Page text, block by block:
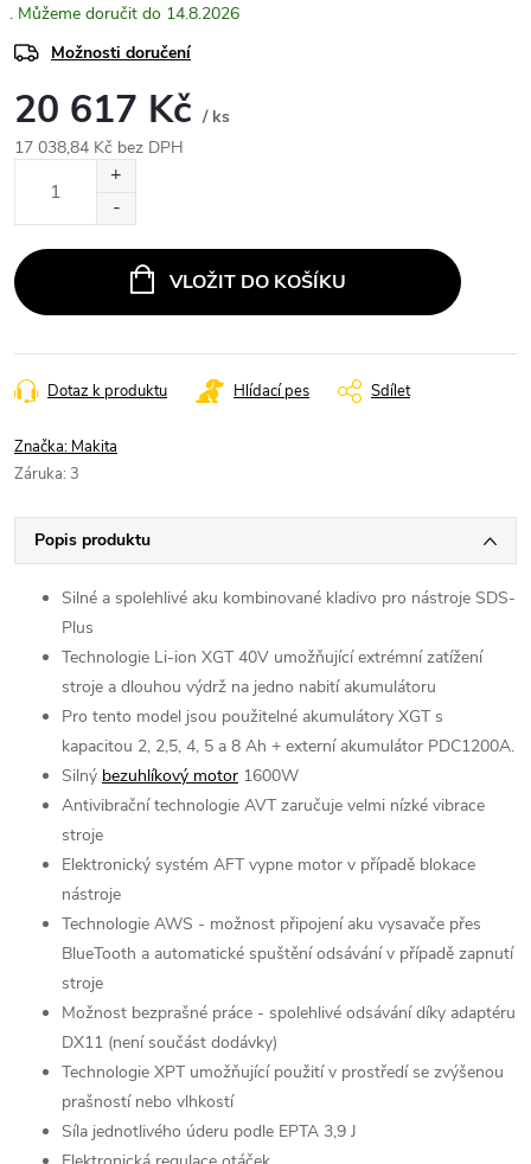
14.8.2026
Možnosti doručení
20 617 Kč / ks
17 038,84 Kč bez DPH
VLOŽIT DO KOŠÍKU
Dotaz k produktu Hlídací pes Sdílet
Značka: Makita
Záruka: 3
Popis produktu
Silné a spolehlivé aku kombinované kladivo pro nástroje SDS-
Plus
Technologie Li-ion XGT 40V umožňující extrémní zatížení
stroje a dlouhou výdrž na jedno nabití akumulátoru
Pro tento model jsou použitelné akumulátory XGT s
kapacitou 2, 2,5, 4, 5 a 8 Ah + externí akumulátor PDC1200A.
Silný bezuhlíkový motor 1600W
Antivibrační technologie AVT zaručuje velmi nízké vibrace
stroje
Elektronický systém AFT vypne motor v případě blokace
nástroje
Technologie AWS - možnost připojení aku vysavače přes
BlueTooth a automatické spuštění odsávání v případě zapnutí
stroje
Možnost bezprašné práce - spolehlivé odsávání díky adaptéru
DX11 (není součást dodávky)
Technologie XPT umožňující použití v prostředí se zvýšenou
prašností nebo vlhkostí
Síla jednotlivého úderu podle EPTA 3,9 J